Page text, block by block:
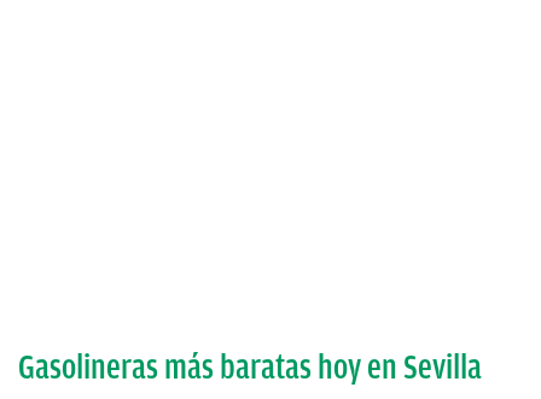
Gasolineras más baratas hoy en Sevilla